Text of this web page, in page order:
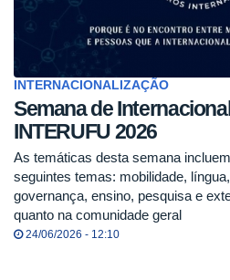
INTERNACIONALIZAÇÃO
Semana de
INTERUFU 2026
As temáticas desta semana
seguintes temas: mobilidade,
governança, ensino, pesquisa e
quanto na comunidade geral
24/06/2026 - 12:10